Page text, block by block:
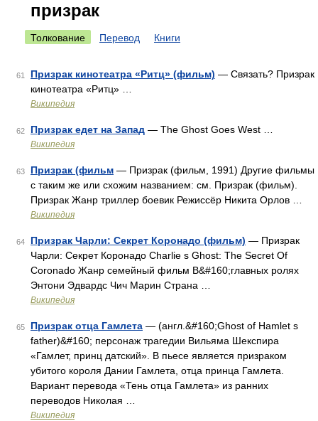
призрак
Толкование Перевод Книги
61 Призрак кинотеатра «Ритц» (фильм) — Связать? Призрак
кинотеатра «Ритц» …
Википедия
62 Призрак едет на Запад — The Ghost Goes West …
Википедия
63 Призрак (фильм — Призрак (фильм, 1991) Другие фильмы
с таким же или схожим названием: см. Призрак (фильм).
Призрак Жанр триллер боевик Режиссёр Никита Орлов …
Википедия
64 Призрак Чарли: Секрет Коронадо (фильм) — Призрак
Чарли: Секрет Коронадо Charlie s Ghost: The Secret Of
Coronado Жанр семейный фильм В&#160;главных ролях
Энтони Эдвардс Чич Марин Страна …
Википедия
65 Призрак отца Гамлета — (англ.&#160;Ghost of Hamlet s
father)&#160; персонаж трагедии Вильяма Шекспира
«Гамлет, принц датский». В пьесе является призраком
убитого короля Дании Гамлета, отца принца Гамлета.
Вариант перевода «Тень отца Гамлета» из ранних
переводов Николая …
Википедия